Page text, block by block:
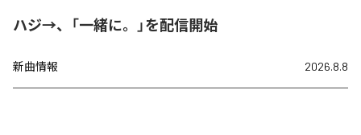
ハジ→、「一緒に。」を配信開始
新曲情報 2026.8.8